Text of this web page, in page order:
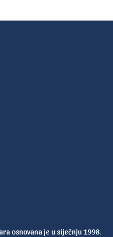
osnovana je u siječnju 1998.